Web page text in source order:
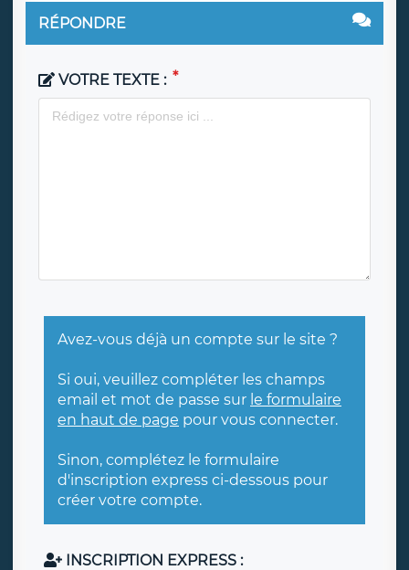
RÉPONDRE
VOTRE TEXTE :
Avez-vous déjà un compte sur le site ?
Si oui, veuillez compléter les champs
email et mot de passe sur le formulaire
en haut de page pour vous connecter.
Sinon, complétez le formulaire
d'inscription express ci-dessous pour
créer votre compte.
INSCRIPTION EXPRESS :